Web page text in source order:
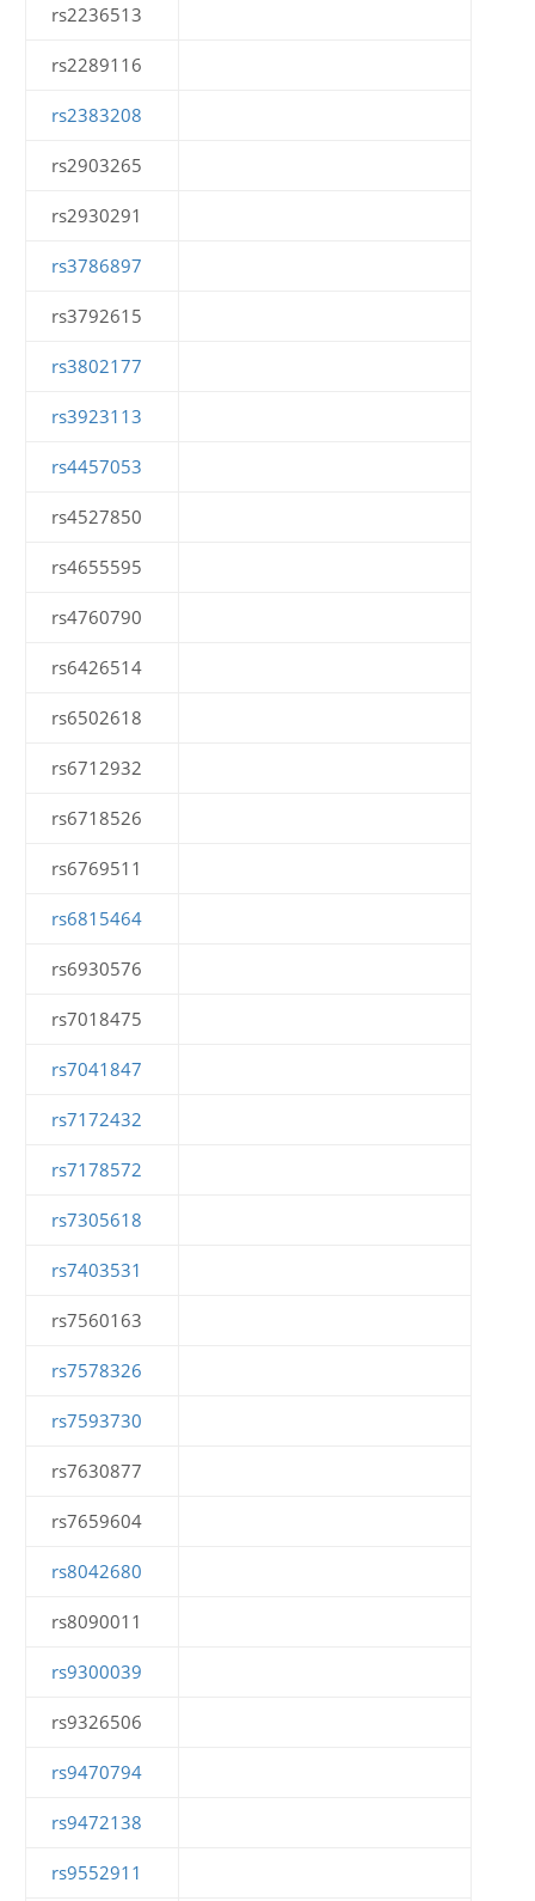
rs2236513
rs2289116
rs2383208
rs2903265
rs2930291
rs3786897
rs3792615
rs3802177
rs3923113
rs4457053
rs4527850
rs4655595
rs4760790
rs6426514
rs6502618
rs6712932
rs6718526
rs6769511
rs6815464
rs6930576
rs7018475
rs7041847
rs7172432
rs7178572
rs7305618
rs7403531
rs7560163
rs7578326
rs7593730
rs7630877
rs7659604
rs8042680
rs8090011
rs9300039
rs9326506
rs9470794
rs9472138
rs9552911